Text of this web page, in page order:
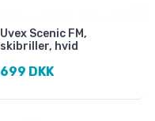
Uvex Scenic FM,
skibriller, hvid
699 DKK